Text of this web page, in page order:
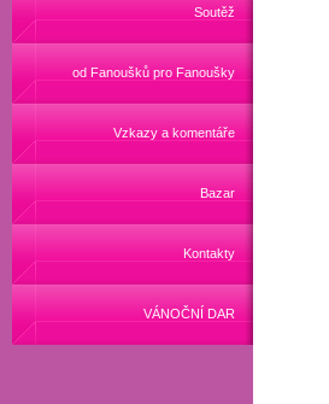
Soutěž
od Fanoušků pro Fanoušky
Vzkazy a komentáře
Bazar
Kontakty
VÁNOČNÍ DAR